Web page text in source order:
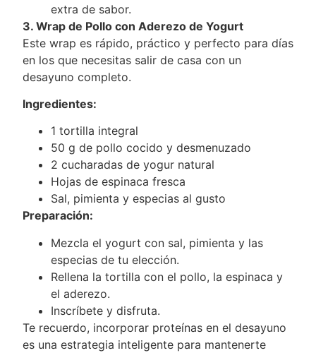
extra de sabor.
3. Wrap de Pollo con Aderezo de Yogurt
Este wrap es rápido, práctico y perfecto para días
en los que necesitas salir de casa con un
desayuno completo.
Ingredientes:
1 tortilla integral
50 g de pollo cocido y desmenuzado
2 cucharadas de yogur natural
Hojas de espinaca fresca
Sal, pimienta y especias al gusto
Preparación:
Mezcla el yogurt con sal, pimienta y las
especias de tu elección.
Rellena la tortilla con el pollo, la espinaca y
el aderezo.
Inscríbete y disfruta.
Te recuerdo, incorporar proteínas en el desayuno
es una estrategia inteligente para mantenerte